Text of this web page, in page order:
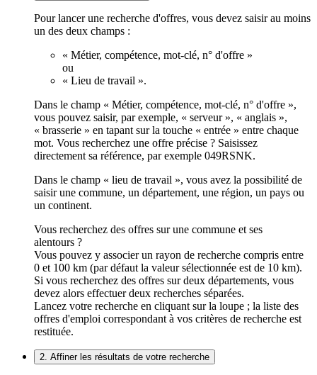
Pour lancer une recherche d'offres, vous devez saisir au moins
un des deux champs :
« Métier, compétence, mot-clé, n° d'offre »
ou
« Lieu de travail ».
Dans le champ « Métier, compétence, mot-clé, n° d'offre »,
vous pouvez saisir, par exemple, « serveur », « anglais »,
« brasserie » en tapant sur la touche « entrée » entre chaque
mot. Vous recherchez une offre précise ? Saisissez
directement sa référence, par exemple 049RSNK.
Dans le champ « lieu de travail », vous avez la possibilité de
saisir une commune, un département, une région, un pays ou
un continent.
Vous recherchez des offres sur une commune et ses
alentours ?
Vous pouvez y associer un rayon de recherche compris entre
0 et 100 km (par défaut la valeur sélectionnée est de 10 km).
Si vous recherchez des offres sur deux départements, vous
devez alors effectuer deux recherches séparées.
Lancez votre recherche en cliquant sur la loupe ; la liste des
offres d'emploi correspondant à vos critères de recherche est
restituée.
2. Affiner les résultats de votre recherche